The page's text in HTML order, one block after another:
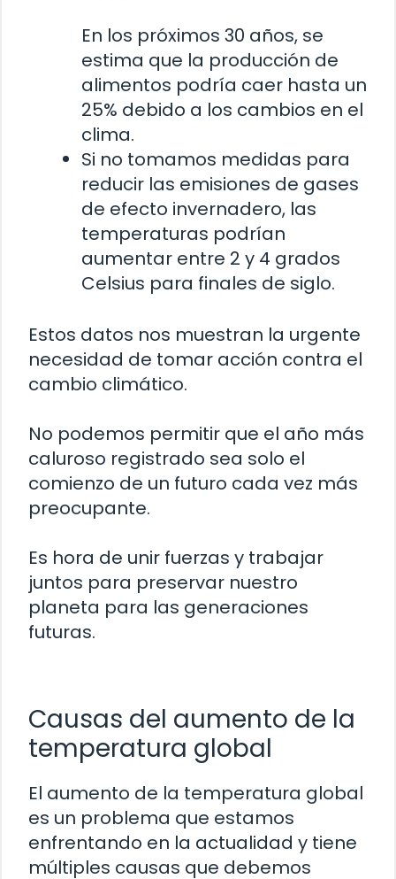
En los próximos 30 años, se
estima que la producción de
alimentos podría caer hasta un
25% debido a los cambios en el
clima.
Si no tomamos medidas para
reducir las emisiones de gases
de efecto invernadero, las
temperaturas podrían
aumentar entre 2 y 4 grados
Celsius para finales de siglo.
Estos datos nos muestran la urgente
necesidad de tomar acción contra el
cambio climático.
No podemos permitir que el año más
caluroso registrado sea solo el
comienzo de un futuro cada vez más
preocupante.
Es hora de unir fuerzas y trabajar
juntos para preservar nuestro
planeta para las generaciones
futuras.
Causas del aumento de la
temperatura global
El aumento de la temperatura global
es un problema que estamos
enfrentando en la actualidad y tiene
múltiples causas que debemos